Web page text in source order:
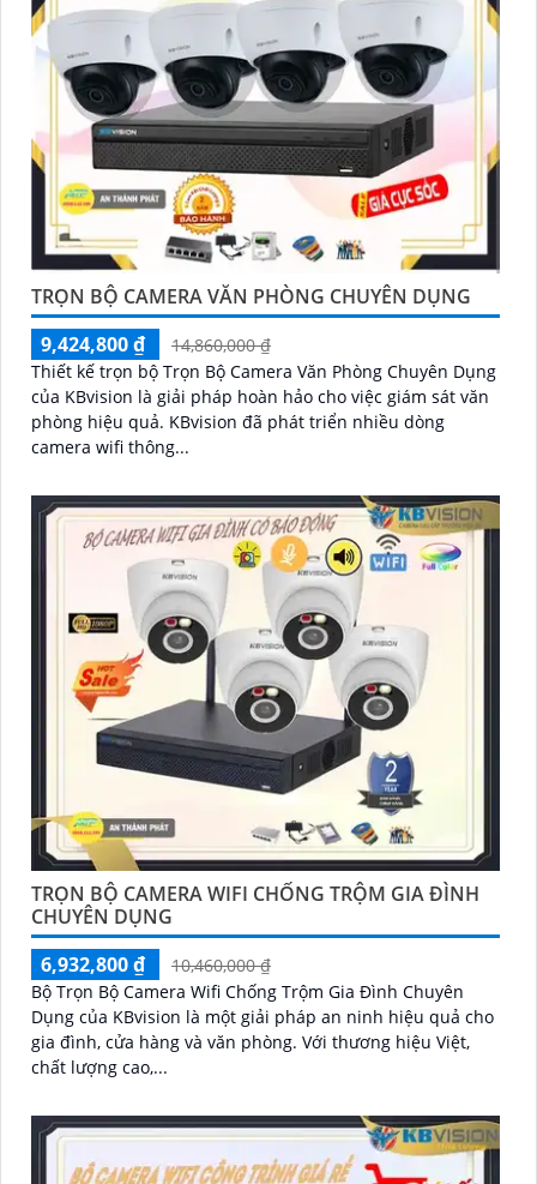
TRỌN BỘ CAMERA VĂN PHÒNG CHUYÊN DỤNG
9,424,800 ₫
14,860,000 ₫
Thiết kế trọn bộ Trọn Bộ Camera Văn Phòng Chuyên Dụng
của KBvision là giải pháp hoàn hảo cho việc giám sát văn
phòng hiệu quả. KBvision đã phát triển nhiều dòng
camera wifi thông...
TRỌN BỘ CAMERA WIFI CHỐNG TRỘM GIA ĐÌNH
CHUYÊN DỤNG
6,932,800 ₫
10,460,000 ₫
Bộ Trọn Bộ Camera Wifi Chống Trộm Gia Đình Chuyên
Dụng của KBvision là một giải pháp an ninh hiệu quả cho
gia đình, cửa hàng và văn phòng. Với thương hiệu Việt,
chất lượng cao,...